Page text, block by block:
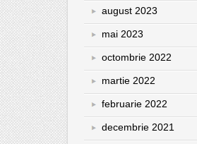
august 2023
mai 2023
octombrie 2022
martie 2022
februarie 2022
decembrie 2021